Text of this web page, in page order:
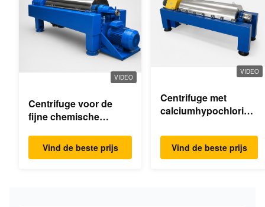
VIDEO
Centrifuge voor de
fijne chemische
Vind de beste prijs
VIDEO
Centrifuge met
calciumhypochloride-
Vind de beste prijs